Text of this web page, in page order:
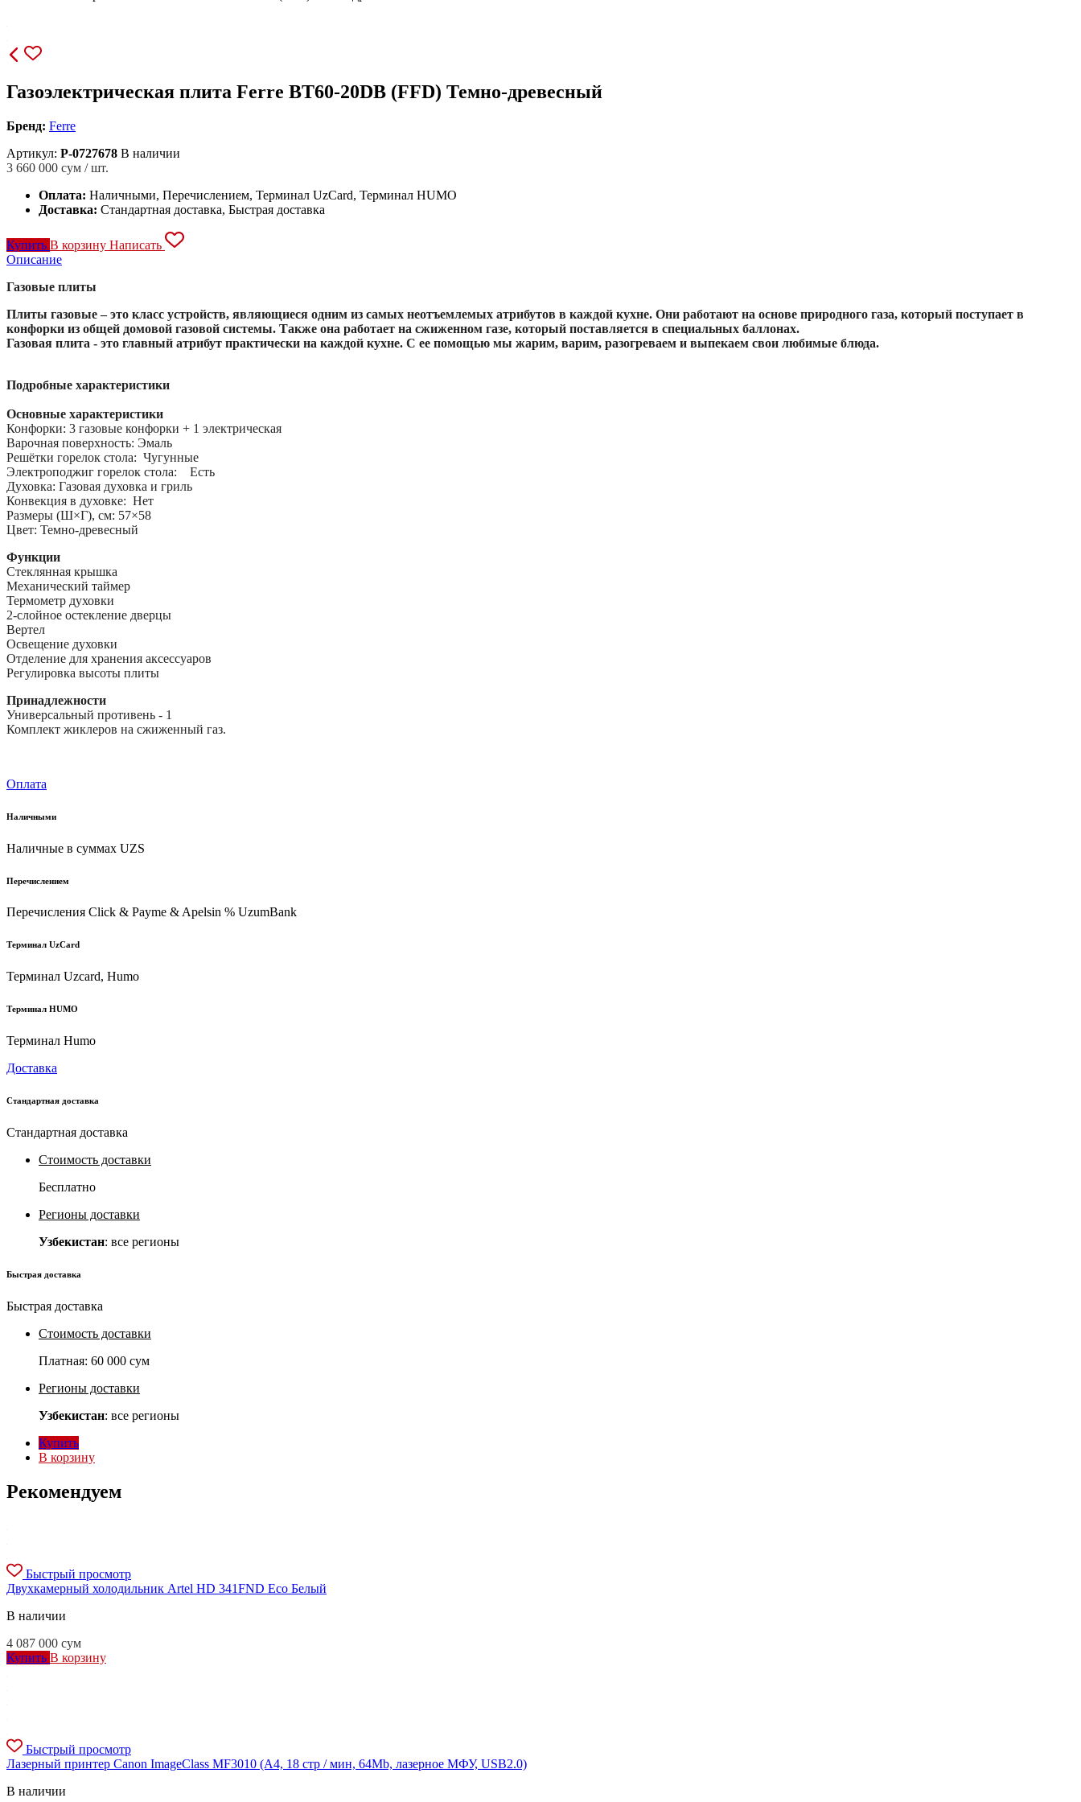
Газоэлектрическая плита Ferre BT60-20DB (FFD) Темно-древесный
Бренд: Ferre
Артикул: P-0727678 В наличии
3 660 000 сум / шт.
Оплата: Наличными, Перечислением, Терминал UzCard, Терминал HUMO
Доставка: Стандартная доставка, Быстрая доставка
Купить В корзину Написать
Описание
Газовые плиты
Плиты газовые – это класс устройств, являющиеся одним из самых неотъемлемых атрибутов в каждой кухне. Они работают на основе природного газа, который поступает в
конфорки из общей домовой газовой системы. Также она работает на сжиженном газе, который поставляется в специальных баллонах.
Газовая плита - это главный атрибут практически на каждой кухне. С ее помощью мы жарим, варим, разогреваем и выпекаем свои любимые блюда.
Подробные характеристики
Основные характеристики
Конфорки: 3 газовые конфорки + 1 электрическая
Варочная поверхность: Эмаль
Решётки горелок стола: Чугунные
Электроподжиг горелок стола: Есть
Духовка: Газовая духовка и гриль
Конвекция в духовке: Нет
Размеры (Ш×Г), см: 57×58
Цвет: Темно-древесный
Функции
Стеклянная крышка
Механический таймер
Термометр духовки
2-слойное остекление дверцы
Вертел
Освещение духовки
Отделение для хранения аксессуаров
Регулировка высоты плиты
Принадлежности
Универсальный противень - 1
Комплект жиклеров на сжиженный газ.
Оплата
Наличными
Наличные в суммах UZS
Перечислением
Перечисления Click & Payme & Apelsin % UzumBank
Терминал UzCard
Терминал Uzcard, Humo
Терминал HUMO
Терминал Humo
Доставка
Стандартная доставка
Стандартная доставка
Стоимость доставки
Бесплатно
Регионы доставки
Узбекистан: все регионы
Быстрая доставка
Быстрая доставка
Стоимость доставки
Платная: 60 000 сум
Регионы доставки
Узбекистан: все регионы
Купить
В корзину
Рекомендуем
Быстрый просмотр
Двухкамерный холодильник Artel HD 341FND Eco Белый
В наличии
4 087 000 сум
Купить В корзину
Быстрый просмотр
Лазерный принтер Canon ImageClass MF3010 (A4, 18 стр / мин, 64Mb, лазерное МФУ, USB2.0)
В наличии